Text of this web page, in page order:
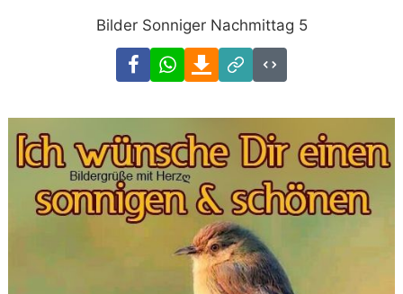
Bilder Sonniger Nachmittag 5
FacebookWhatsAppDownload
Link
Code